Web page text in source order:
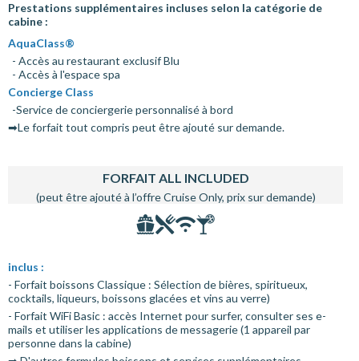
Prestations supplémentaires incluses selon la catégorie de
cabine :
AquaClass®
- Accès au restaurant exclusif Blu
- Accès à l'espace spa
Concierge Class
-Service de conciergerie personnalisé à bord
➡Le forfait tout compris peut être ajouté sur demande.
FORFAIT ALL INCLUDED
(peut être ajouté à l’offre Cruise Only, prix sur demande)
inclus :
- Forfait boissons Classique : Sélection de bières, spiritueux,
cocktails, liqueurs, boissons glacées et vins au verre)
- Forfait WiFi Basic : accès Internet pour surfer, consulter ses e-
mails et utiliser les applications de messagerie (1 appareil par
personne dans la cabine)